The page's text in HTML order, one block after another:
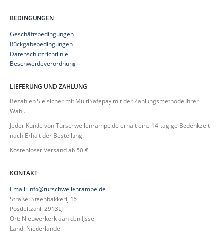
BEDINGUNGEN
Geschäftsbedingungen
Rückgabebedingungen
Datenschutzrichtlinie
Beschwerdeverordnung
LIEFERUNG UND ZAHLUNG
Bezahlen Sie sicher mit MultiSafepay mit der Zahlungsmethode Ihrer
Wahl.
Jeder Kunde von Turschwellenrampe.de erhält eine 14-tägige Bedenkzeit
nach Erhalt der Bestellung.
Kostenloser Versand ab 50 €
KONTAKT
Email: info@turschwellenrampe.de
Straße: Steenbakkerij 16
Postleitzahl: 2913LJ
Ort: Nieuwerkerk aan den IJssel
Land: Niederlande